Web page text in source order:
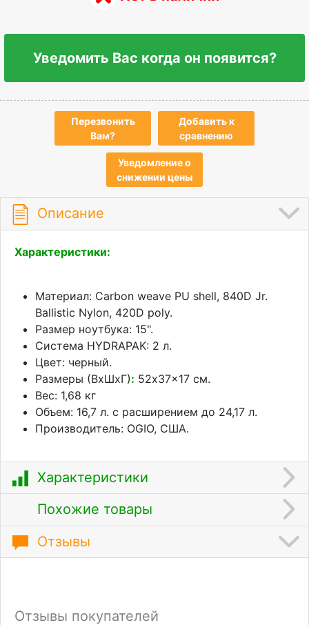
Уведомить Вас когда он появится?
Перезвонить
Вам?
Добавить к
сравнению
Уведомление о
снижении цены
Описание
Характеристики:
Материал: Carbon weave PU shell, 840D Jr.
Ballistic Nylon, 420D poly.
Размер ноутбука: 15".
Система HYDRAPAK: 2 л.
Цвет: черный.
Размеры (ВхШхГ): 52x37x17 см.
Вес: 1,68 кг
Объем: 16,7 л. с расширением до 24,17 л.
Производитель: OGIO, США.
Характеристики
Похожие товары
Отзывы
Отзывы покупателей